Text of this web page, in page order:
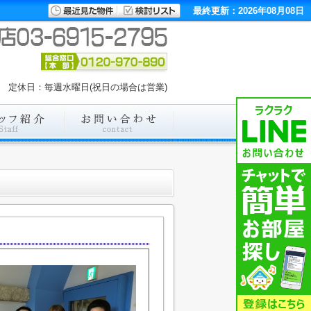
最終更新：2026年08月08日
休日：毎週水曜日(祝日の場合は営業)